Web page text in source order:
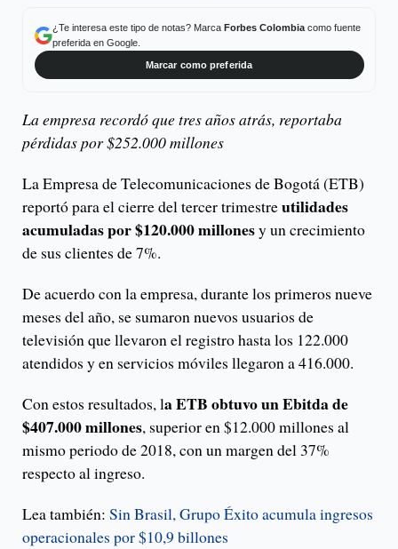
¿Te interesa este tipo de notas? Marca Forbes Colombiacomo fuente
preferida en Google.
Marcar como preferida
La empresa recordó que tres años atrás, reportaba
pérdidas por $252.000 millones
La Empresa de Telecomunicaciones de Bogotá (ETB)
reportó para el cierre del tercer trimestreutilidades
acumuladas por $120.000 millonesy un crecimiento
de sus clientes de 7%.
De acuerdo con la empresa, durante los primeros nueve
meses del año, se sumaron nuevos usuarios de
televisión que llevaron el registro hasta los 122.000
atendidos y en servicios móviles llegaron a 416.000.
Con estos resultados, la ETB obtuvo un Ebitda de
$407.000 millones, superior en $12.000 millones al
mismo periodo de 2018, con un margen del 37%
respecto al ingreso.
Lea también: Sin Brasil, Grupo Éxito acumula ingresos
operacionales por $10,9 billones